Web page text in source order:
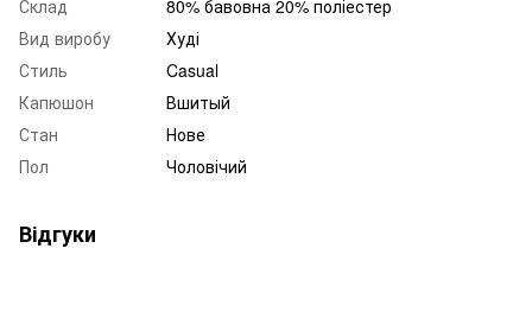
Склад
80% бавовна 20% поліестер
Вид виробу
Худі
Стиль
Casual
Капюшон
Вшитый
Стан
Нове
Пол
Чоловічий
Відгуки